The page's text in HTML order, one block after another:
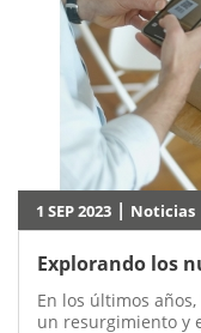
1 SEP 2023 | Noticias
Explorando los
En los últimos
un resurgimiento y